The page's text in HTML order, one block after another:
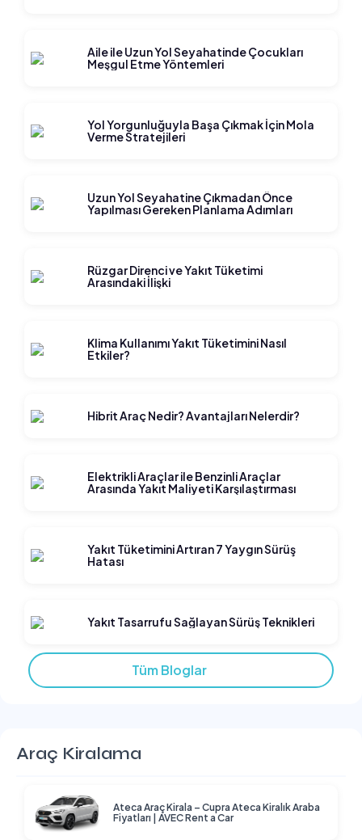
Aile ile Uzun Yol Seyahatinde Çocukları
Meşgul Etme Yöntemleri
Yol Yorgunluğuyla Başa Çıkmak İçin Mola
Verme Stratejileri
Uzun Yol Seyahatine Çıkmadan Önce
Yapılması Gereken Planlama Adımları
Rüzgar Direnci ve Yakıt Tüketimi
Arasındaki İlişki
Klima Kullanımı Yakıt Tüketimini Nasıl
Etkiler?
Hibrit Araç Nedir? Avantajları Nelerdir?
Elektrikli Araçlar ile Benzinli Araçlar
Arasında Yakıt Maliyeti Karşılaştırması
Yakıt Tüketimini Artıran 7 Yaygın Sürüş
Hatası
Yakıt Tasarrufu Sağlayan Sürüş Teknikleri
Tüm Bloglar
Araç Kiralama
Ateca Araç Kirala – Cupra Ateca Kiralık Araba
Fiyatları | AVEC Rent a Car